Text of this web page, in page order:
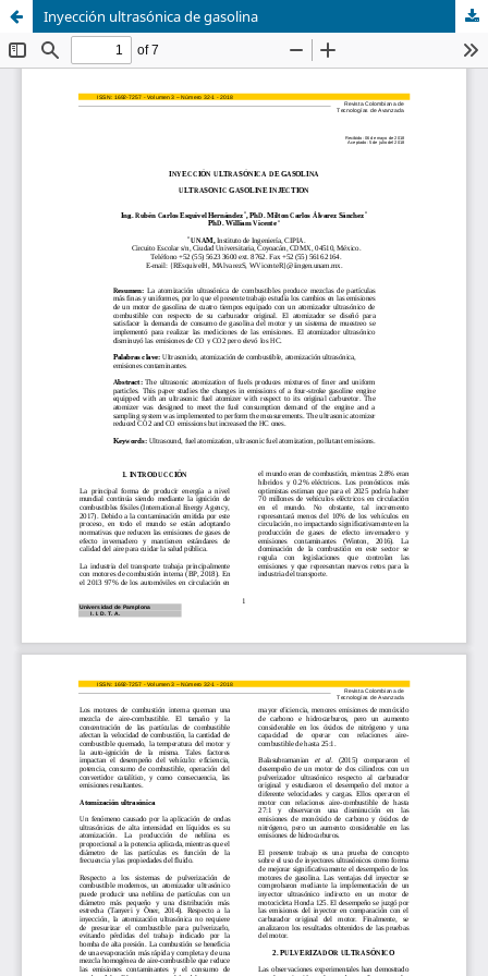
Inyección ultrasónica de gasolina